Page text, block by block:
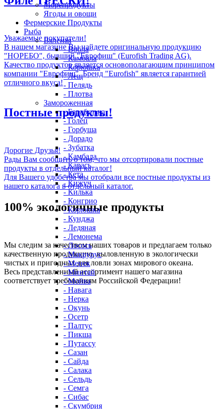
Уважаемые покупатели!
В нашем магазине Вы найдете оригинальную продукцию
"НОРЕБО", бывший "Еврофиш" (Eurofish Trading AG).
Качество продуктов является основополагающим принципом
компании "Еврофиш". Бренд "Eurofish" является гарантией
отличного вкуса!
Постные продукты!
Дорогие Друзья!
Рады Вам сообщить о том, что мы отсортировали постные
продукты в отдельный каталог!
Для Вашего удобства мы отобрали все постные продукты из
нашего каталога в отдельный каталог.
100% экологичные продукты
Мы следим за качеством наших товаров и предлагаем только
качественную продукцию, выловленную в экологически
чистых и пригодных для ловли зонах мирового океана.
Весь представленный ассортимент нашего магазина
соответствует требованиям Российской Федерации!
Морепродукты
Ягоды и овощи
Фермерские Продукты
Рыба
Вяленая
- Вобла
- Камбала
- Корюшка
- Лещ
- Пелядь
- Плотва
Замороженная
- Барабулька
- Голец
- Горбуша
- Дорадо
- Зубатка
- Камбала
- Карась
- Кета
- Кижуч
- Килька
- Конгрио
- Корюшка
- Кунджа
- Ледяная
- Лемонема
- Лосось
- Макрурус
- Менек
- Минтай
- Мойва
- Навага
- Нерка
- Окунь
- Осетр
- Палтус
- Пикша
- Путассу
- Сазан
- Сайда
- Салака
- Сельдь
- Семга
- Сибас
- Скумбрия